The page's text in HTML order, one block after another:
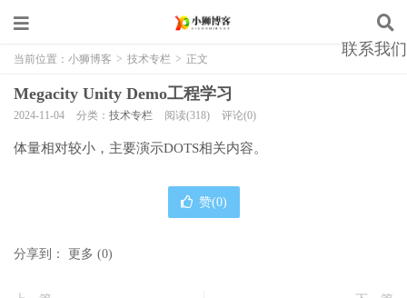
联系我们
当前位置： 小狮博客 > 技术专栏 > 正文
Megacity Unity Demo工程学习
2024-11-04 分类： 技术专栏 阅读(318) 评论(0)
体量相对较小，主要演示DOTS相关内容。
赞(0)
分享到： 更多 (0)